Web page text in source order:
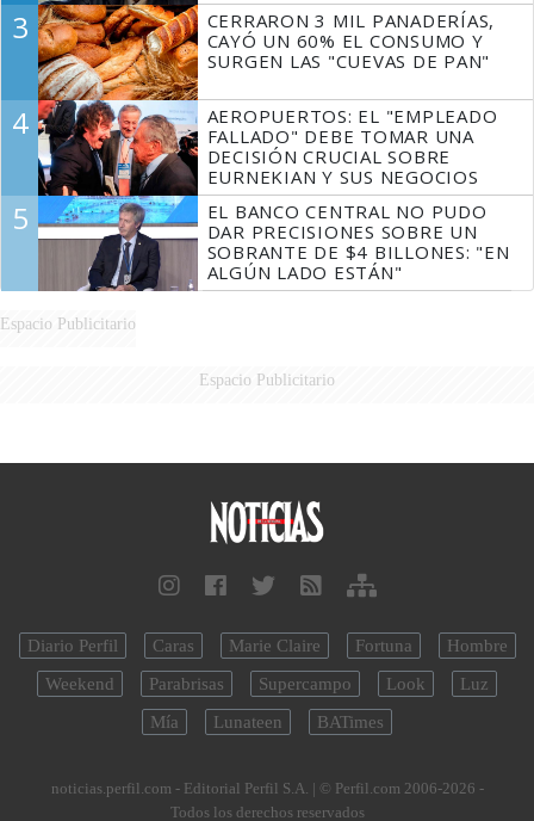
3
CERRARON 3 MIL PANADERÍAS,
CAYÓ UN 60% EL CONSUMO Y
SURGEN LAS "CUEVAS DE PAN"
4
AEROPUERTOS: EL "EMPLEADO
FALLADO" DEBE TOMAR UNA
DECISIÓN CRUCIAL SOBRE
EURNEKIAN Y SUS NEGOCIOS
5
EL BANCO CENTRAL NO PUDO
DAR PRECISIONES SOBRE UN
SOBRANTE DE $4 BILLONES: "EN
ALGÚN LADO ESTÁN"
Espacio Publicitario
Espacio Publicitario
Diario Perfil Caras Marie Claire Fortuna
Hombre
Weekend
Parabrisas Supercampo Look
Luz
Mía
Lunateen BATimes
noticias.perfil.com - Editorial Perfil S.A. | © Perfil.com 2006-2026 -
Todos los derechos reservados